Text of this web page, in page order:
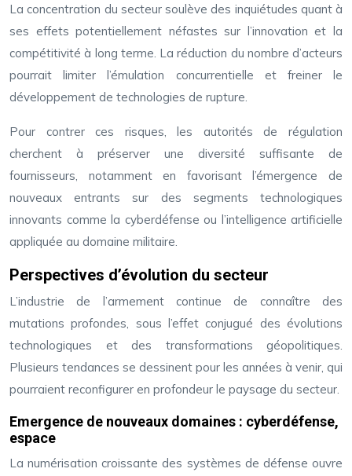
La concentration du secteur soulève des inquiétudes quant à
ses effets potentiellement néfastes sur l’innovation et la
compétitivité à long terme. La réduction du nombre d’acteurs
pourrait limiter l’émulation concurrentielle et freiner le
développement de technologies de rupture.
Pour contrer ces risques, les autorités de régulation
cherchent à préserver une diversité suffisante de
fournisseurs, notamment en favorisant l’émergence de
nouveaux entrants sur des segments technologiques
innovants comme la cyberdéfense ou l’intelligence artificielle
appliquée au domaine militaire.
Perspectives d’évolution du secteur
L’industrie de l’armement continue de connaître des
mutations profondes, sous l’effet conjugué des évolutions
technologiques et des transformations géopolitiques.
Plusieurs tendances se dessinent pour les années à venir, qui
pourraient reconfigurer en profondeur le paysage du secteur.
Emergence de nouveaux domaines : cyberdéfense,
espace
La numérisation croissante des systèmes de défense ouvre